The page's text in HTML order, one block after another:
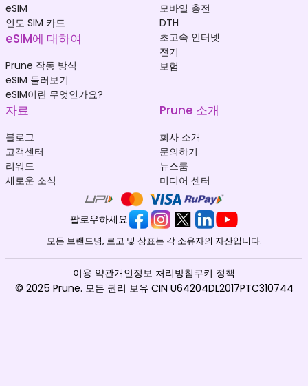
eSIM
인도 SIM 카드
eSIM에 대하여
Prune 작동 방식
eSIM 둘러보기
eSIM이란 무엇인가요?
모바일 충전
DTH
초고속 인터넷
전기
보험
자료
블로그
고객센터
리워드
새로운 소식
Prune 소개
회사 소개
문의하기
뉴스룸
미디어 센터
팔로우하세요
모든 브랜드명, 로고 및 상표는 각 소유자의 자산입니다.
© 2025 Prune. 모든 권리 보유 CIN U64204DL2017PTC310744
이용 약관개인정보 처리방침쿠키 정책